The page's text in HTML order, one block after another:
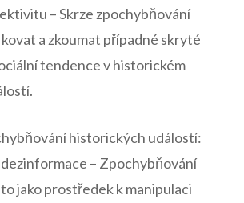
– Skrze zpochybňování
a zkoumat případné skryté
tendence v historickém
historických událostí:
– Zpochybňování
jako prostředek k manipulaci​